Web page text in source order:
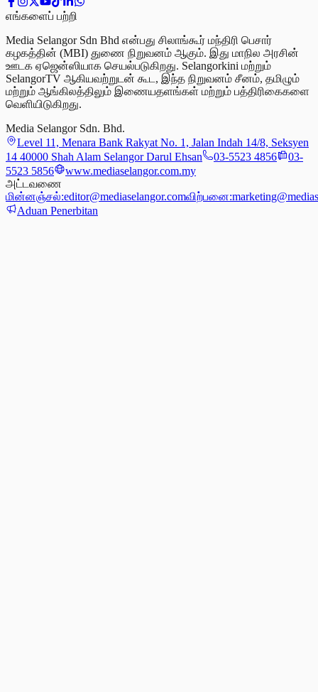
எங்களைப் பற்றி
Media Selangor Sdn Bhd என்பது சிலாங்கூர் மந்திரி பெசார்
கழகத்தின் (MBI) துணை நிறுவனம் ஆகும். இது மாநில அரசின்
ஊடக ஏஜென்ஸியாக செயல்படுகிறது. Selangorkini மற்றும்
SelangorTV ஆகியவற்றுடன் கூட, இந்த நிறுவனம் சீனம், தமிழும்
மற்றும் ஆங்கிலத்திலும் இணையதளங்கள் மற்றும் பத்திரிகைகளை
வெளியிடுகிறது.
Media Selangor Sdn. Bhd.
Level 11, Menara Bank Rakyat No. 1, Jalan Indah 14/8, Seksyen
14 40000 Shah Alam Selangor Darul Ehsan
03-5523 4856
03-
5523 5856
www.mediaselangor.com.my
அட்டவணை
மின்னஞ்சல்:editor@mediaselangor.comவிற்பனை:
Aduan Penerbitan